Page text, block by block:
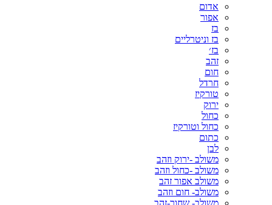
אדום
אפור
בז
בז וניטרליים
בז׳
זהב
חום
חרדל
טורקיז
ירוק
כחול
כחול וטורקיז
כתום
לבן
משולב -ירוק וזהב
משולב -כחול וזהב
משולב אפור זהב
משולב- חום וזהב
משולב- שחור-זהב